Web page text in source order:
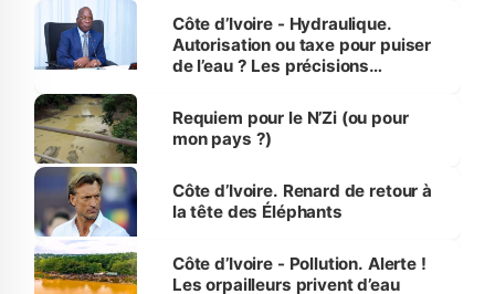
Côte d’Ivoire - Hydraulique.
Autorisation ou taxe pour puiser
de l’eau ? Les précisions
Requiem pour le N’Zi (ou pour
mon pays ?)
Côte d’Ivoire. Renard de retour à
la tête des Éléphants
Côte d’Ivoire - Pollution. Alerte !
Les orpailleurs privent d’eau